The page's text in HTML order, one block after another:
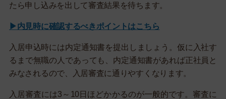
たら申し込みを出して審査結果を待ちます。
▶内見時に確認するべきポイントはこちら
入居申込時には内定通知書を提出しましょう。仮に入社す
るまで無職の人であっても、内定通知書があれば正社員と
みなされるので、入居審査に通りやすくなります。
入居審査には3～10日ほどかかるのが一般的です。審査に